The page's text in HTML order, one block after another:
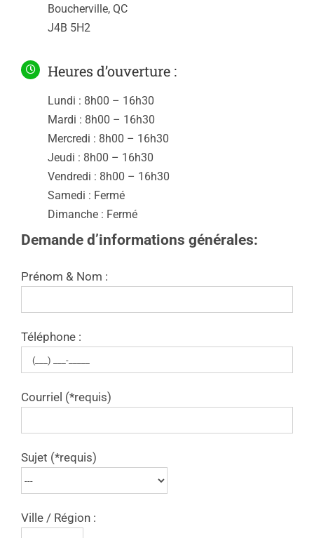
Boucherville, QC
J4B 5H2
Heures d’ouverture :
Lundi : 8h00 – 16h30
Mardi : 8h00 – 16h30
Mercredi : 8h00 – 16h30
Jeudi : 8h00 – 16h30
Vendredi : 8h00 – 16h30
Samedi : Fermé
Dimanche : Fermé
Demande d’informations générales:
Prénom & Nom :
Téléphone :
Courriel (*requis)
Sujet (*requis)
Ville / Région :